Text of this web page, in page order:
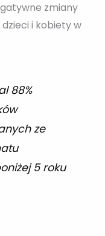
zmiany
i kobiety w
88%
ze
5 roku